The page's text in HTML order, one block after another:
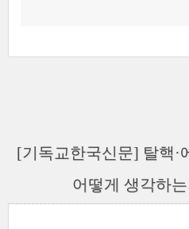
[기독교한국신문] 탈핵·
어떻게 생각하는